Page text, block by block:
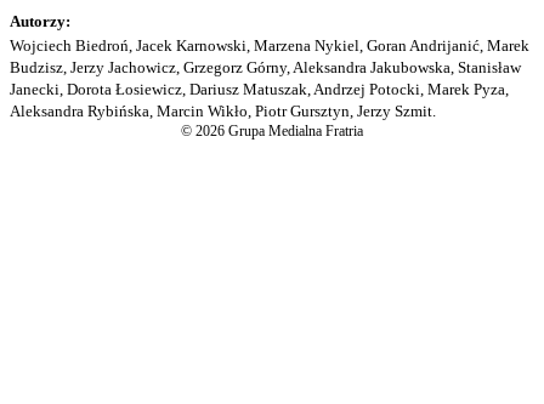
Autorzy:
Wojciech Biedroń, Jacek Karnowski, Marzena Nykiel, Goran Andrijanić, Marek
Budzisz, Jerzy Jachowicz, Grzegorz Górny, Aleksandra Jakubowska, Stanisław
Janecki, Dorota Łosiewicz, Dariusz Matuszak, Andrzej Potocki, Marek Pyza,
Aleksandra Rybińska, Marcin Wikło, Piotr Gursztyn, Jerzy Szmit.
© 2026 Grupa Medialna Fratria